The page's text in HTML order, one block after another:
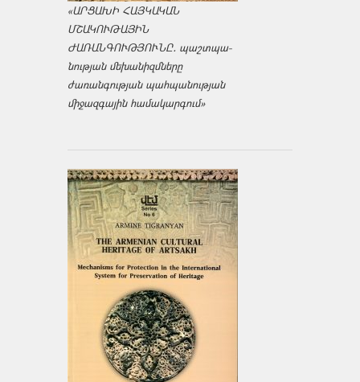
«ԱՐՑԱԽԻ ՀԱՅԿԱԿԱՆ
ՄՇԱԿՈՒԹԱՅԻՆ
ԺԱՌԱՆԳՈՒԹՅՈՒՆԸ․ պաշտպա­
նության մեխանիզմները
ժառանգության պահպանության
միջազ­գային համակարգում»